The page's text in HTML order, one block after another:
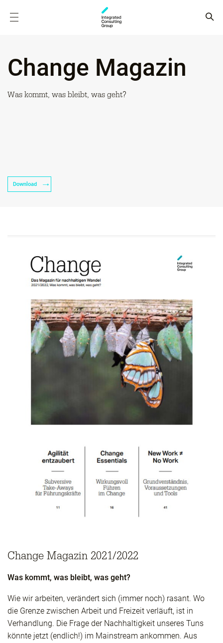
Change Magazin
Was kommt, was bleibt, was geht?
Download
Change Magazin 2021/2022
Was kommt, was bleibt, was geht?
Wie wir arbeiten, verändert sich (immer noch) rasant. Wo
die Grenze zwischen Arbeit und Freizeit verläuft, ist in
Verhandlung. Die Frage der Nachhaltigkeit unseres Tuns
könnte jetzt (endlich!) im Mainstream ankommen. Aus